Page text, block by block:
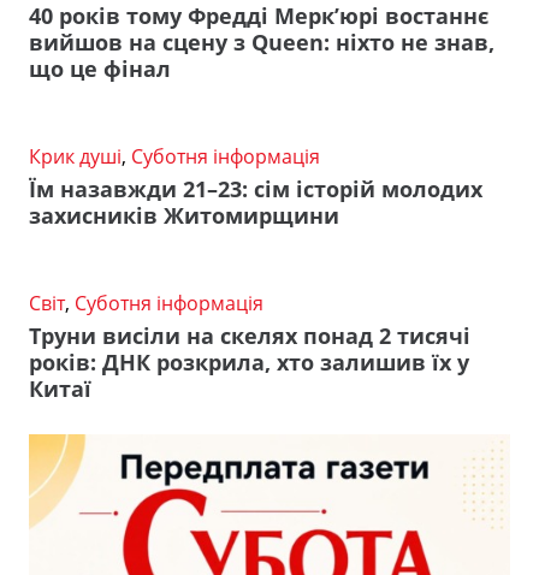
40 років тому Фредді Мерк’юрі востаннє
вийшов на сцену з Queen: ніхто не знав,
що це фінал
Крик душі, Суботня інформація
Їм назавжди 21–23: сім історій молодих
захисників Житомирщини
Світ, Суботня інформація
Труни висіли на скелях понад 2 тисячі
років: ДНК розкрила, хто залишив їх у
Китаї